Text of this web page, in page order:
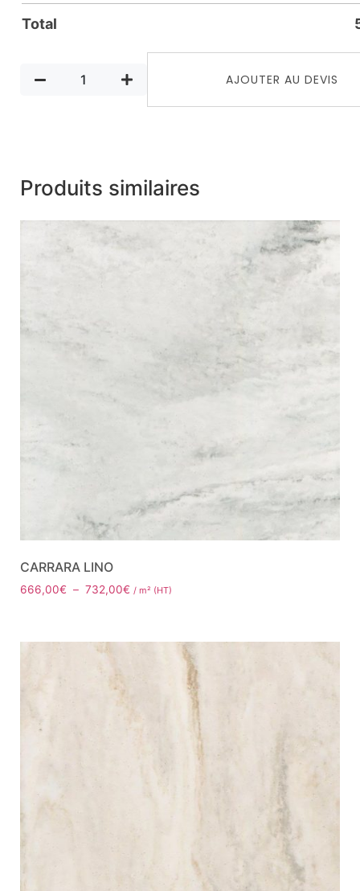
Total
AJOUTER AU DEVIS
Produits similaires
CARRARA LINO
666,00€ – 732,00€ / m² (HT)